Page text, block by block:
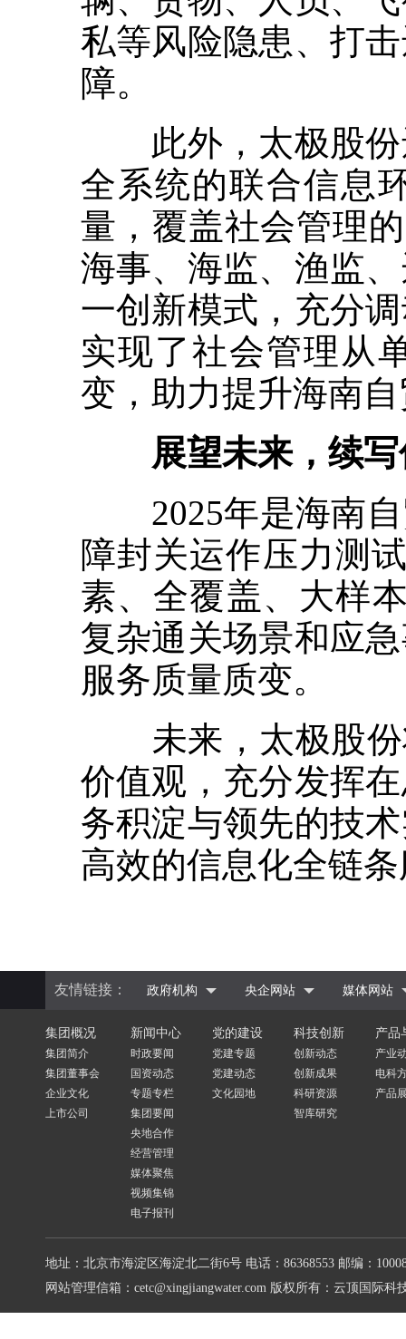
私等风险隐患、打
障。
此外，太极股份
全系统的联合信息
量，覆盖社会管理
海事、海监、渔监
一创新模式，充分
实现了社会管理从
变，助力提升海南
展望未来，续写
2025年是海南自
障封关运作压力测
素、全覆盖、大样
复杂通关场景和应
服务质量质变。
未来，太极股份
价值观，充分发挥
务积淀与领先的技
高效的信息化全链
友情链接： 政府机构 央企网站 媒体网站
集团概况
集团简介
集团董事会
企业文化
上市公司
新闻中心
时政要闻
国资动态
专题专栏
集团要闻
央地合作
经营管理
媒体聚焦
视频集锦
电子报刊
党的建设
党建专题
党建动态
文化园地
科技创新
创新动态
创新成果
科研资源
智库研究
产品
产业
电科
产品
地址：北京市海淀区海淀北二街6号 电话：86368553 邮编：
网站管理信箱：cetc@xingjiangwater.com 版权所有：云顶国际科